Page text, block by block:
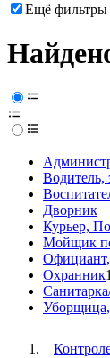
Ещё фильтры
Водитель,
Дворник
Курьер,
Мойщик
Официант,
Охранник